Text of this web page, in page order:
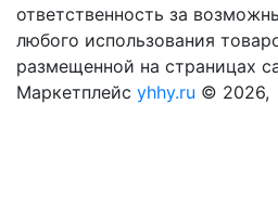
ответственность за
любого использования
размещенной на страницах
Маркетплейс yhhy.ru © 2026,